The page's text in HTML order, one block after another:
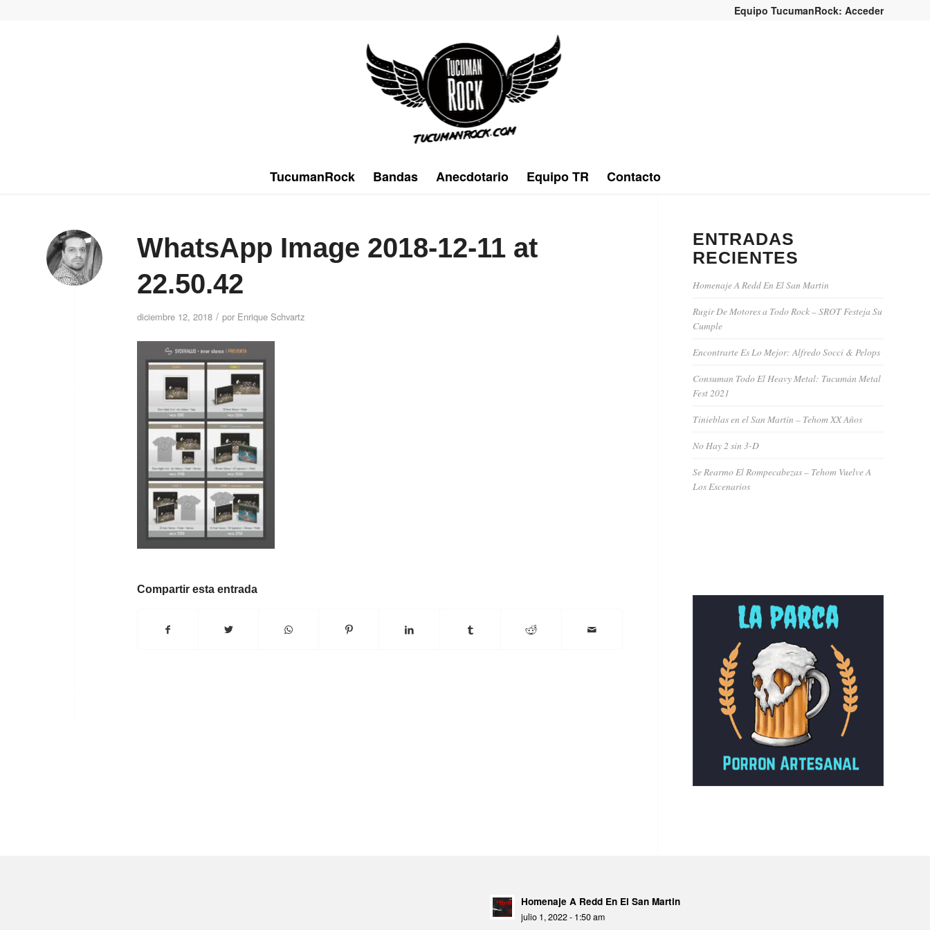
Equipo TucumanRock: Acceder
TucumanRock Bandas Anecdotario Equipo TR Contacto
WhatsApp Image 2018-12-11 at
22.50.42
diciembre 12, 2018 / por Enrique Schvartz
Compartir esta entrada
ENTRADAS
RECIENTES
Homenaje A Redd En El San Martin
Rugir De Motores a Todo Rock – SROT Festeja Su
Cumple
Encontrarte Es Lo Mejor: Alfredo Socci & Pelops
Consuman Todo El Heavy Metal: Tucumán Metal
Fest 2021
Tinieblas en el San Martín – Tehom XX Años
No Hay 2 sin 3-D
Se Rearmo El Rompecabezas – Tehom Vuelve A
Los Escenarios
Homenaje A Redd En El San Martin
julio 1, 2022 - 1:50 am